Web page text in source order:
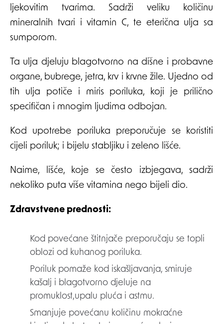
ljekovitim tvarima. Sadrži veliku količinu
mineralnih tvari i vitamin C, te eterična ulja sa
sumporom.
Ta ulja djeluju blagotvorno na dišne i probavne
organe, bubrege, jetra, krv i krvne žile. Ujedno od
tih ulja potiče i miris poriluka, koji je prilično
specifičan i mnogim ljudima odbojan.
Kod upotrebe poriluka preporučuje se koristiti
cijeli poriluk; i bijelu stabljiku i zeleno lišće.
Naime, lišće, koje se često izbjegava, sadrži
nekoliko puta više vitamina nego bijeli dio.
Zdravstvene prednosti:
Kod povećane štitnjače preporučaju se topli
oblozi od kuhanog poriluka.
Poriluk pomaže kod iskašljavanja, smiruje
kašalj i blagotvorno djeluje na
promuklost,upalu pluća i astmu.
Smanjuje povećanu količinu mokraćne